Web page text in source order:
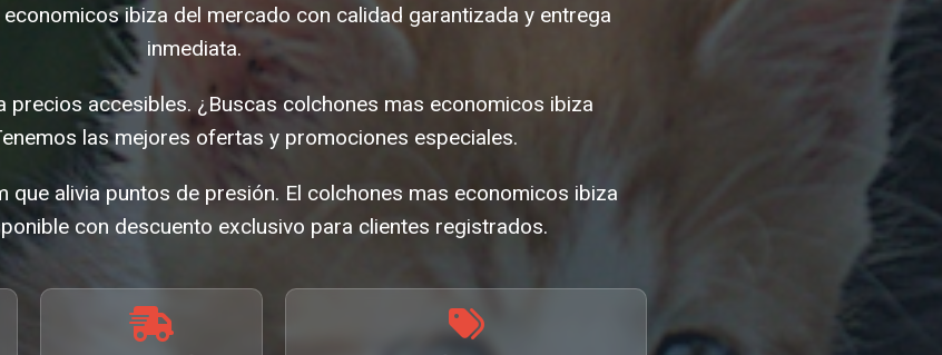
ibiza del mercado con calidad garantizada y entrega
inmediata.
precios accesibles. ¿Buscas colchones mas economicos ibiza
las mejores ofertas y promociones especiales.
que alivia puntos de presión. El colchones mas economicos ibiza
con descuento exclusivo para clientes registrados.